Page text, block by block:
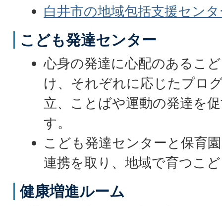
白井市の地域包括支援セン
こども発達センター
心身の発達に心配のあるこ
け、それぞれに応じたプロ
立、ことばや運動の発達を
す。
こども発達センターと保育
連携を取り、地域で育つこ
健康増進ルーム